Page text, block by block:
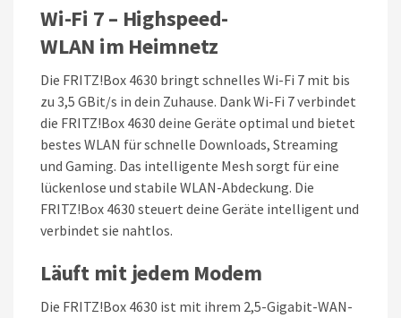
Wi-Fi 7– Highspeed-
WLAN im Heimnetz
Die FRITZ!Box 4630 bringt schnelles Wi-Fi 7 mit bis
zu 3,5 GBit/s in dein Zuhause. Dank Wi-Fi 7 verbindet
die FRITZ!Box 4630 deine Geräte optimal und bietet
bestes WLAN für schnelle Downloads, Streaming
und Gaming. Das intelligente Mesh sorgt für eine
lückenlose und stabile WLAN-Abdeckung. Die
FRITZ!Box 4630 steuert deine Geräte intelligent und
verbindet sie nahtlos.
Läuft mit jedem Modem
Die FRITZ!Box 4630 ist mit ihrem 2,5-Gigabit-WAN-